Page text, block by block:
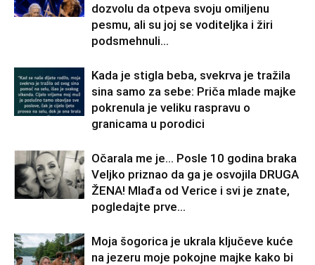
dozvolu da otpeva svoju omiljenu
pesmu, ali su joj se voditeljka i žiri
podsmehnuli...
Kada je stigla beba, svekrva je tražila
sina samo za sebe: Priča mlade majke
pokrenula je veliku raspravu o
granicama u porodici
Očarala me je… Posle 10 godina braka
Veljko priznao da ga je osvojila DRUGA
ŽENA! Mlađa od Verice i svi je znate,
pogledajte prve...
Moja šogorica je ukrala ključeve kuće
na jezeru moje pokojne majke kako bi